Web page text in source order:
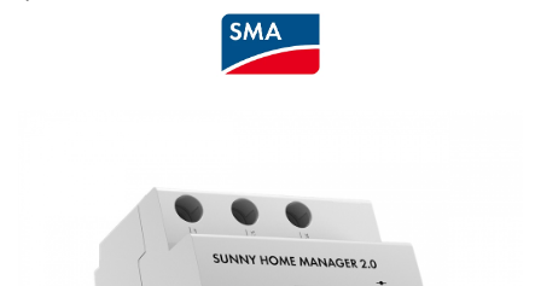
Cabluri semnalizare si control
Cabluri alarma
Cabluri boxe
Cabluri semnalizare incendiu